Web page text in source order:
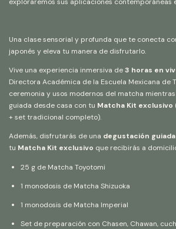
Una clase sensorial y profunda que te conecta
japonés y eleva tu manera de disfrutarlo.
Vive una experiencia inmersiva de3 horas en
Directora Académica de la Escuela Mexicana de
ceremonia y usos modernos del matcha
guiada desde casa con tu Matcha Kit exclusivo
+ set tradicional completo).
Además, disfrutarás de una degustación
tu Matcha Kit exclusivo que recibirás a
25 g de Matcha Toyotomi
1 monodosis de Matcha Shizuoka
1 monodosis de Matcha Imperial
Set de preparación con Chasen, Chawan,